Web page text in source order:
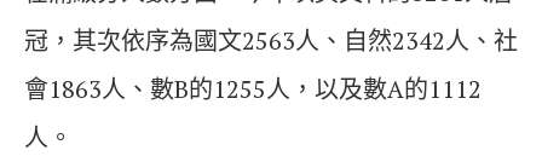
冠，其次依序為國文2563人、自然2342人、社
會1863人、數B的1255人，以及數A的1112
人。